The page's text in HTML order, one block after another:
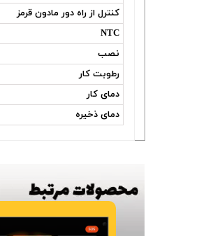
کنترل از راه دور مادون قرمز
NTC
نصب
رطوبت کار
دمای کار
دمای ذخیره